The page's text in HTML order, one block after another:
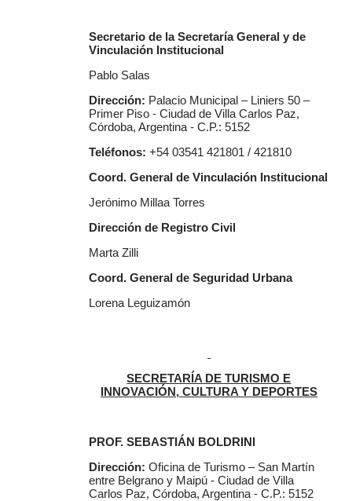
Secretario de la Secretaría General y de
Vinculación Institucional
Pablo Salas
Dirección: Palacio Municipal – Liniers 50 –
Primer Piso - Ciudad de Villa Carlos Paz,
Córdoba, Argentina - C.P.: 5152
Teléfonos:+54 03541 421801 / 421810
Coord. General de Vinculación Institucional
Jerónimo Millaa Torres
Dirección de Registro Civil
Marta Zilli
Coord. General de Seguridad Urbana
Lorena Leguizamón
SECRETARÍA DE TURISMO E
INNOVACIÓN, CULTURA Y DEPORTES
PROF. SEBASTIÁN BOLDRINI
Dirección: Oficina de Turismo – San Martín
entre Belgrano y Maipú - Ciudad de Villa
Carlos Paz, Córdoba, Argentina - C.P.: 5152